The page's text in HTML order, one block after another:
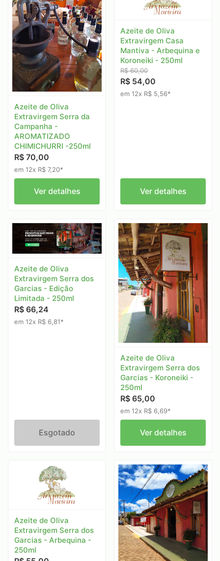
Azeite de Oliva
Extravirgem Serra da
Campanha -
AROMATIZADO
CHIMICHURRI -250ml
R$ 70,00
em 12x R$ 7,20*
Ver detalhes
Azeite de Oliva
Extravirgem Casa
Mantiva - Arbequina e
Koroneiki - 250ml
R$ 60,00
R$ 54,00
em 12x R$ 5,56*
Ver detalhes
Azeite de Oliva
Extravirgem Serra dos
Garcias - Edição
Limitada - 250ml
R$ 66,24
em 12x R$ 6,81*
Esgotado
Azeite de Oliva
Extravirgem Serra dos
Garcias - Koroneiki -
250ml
R$ 65,00
em 12x R$ 6,69*
Ver detalhes
Azeite de Oliva
Extravirgem Serra dos
Garcias - Arbequina -
250ml